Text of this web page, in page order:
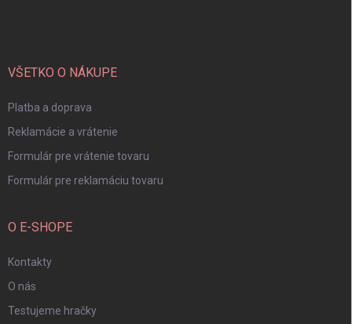
VŠETKO O NÁKUPE
Platba a doprava
Reklamácie a vrátenie
Formulár pre vrátenie tovaru
Formulár pre reklamáciu tovaru
O E-SHOPE
Kontakty
O nás
Testujeme hračky